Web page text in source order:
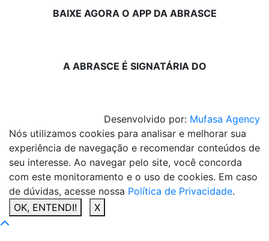
BAIXE AGORA O APP DA ABRASCE
A ABRASCE É SIGNATÁRIA DO
Desenvolvido por: Mufasa Agency
Nós utilizamos cookies para analisar e melhorar sua
experiência de navegação e recomendar conteúdos de
seu interesse. Ao navegar pelo site, você concorda
com este monitoramento e o uso de cookies. Em caso
de dúvidas, acesse nossa Política de Privacidade.
OK, ENTENDI!
X